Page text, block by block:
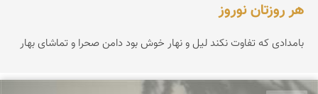
هر روزتان نوروز
بامدادی که تفاوت نکند لیل و نهار خوش بود دامن صحرا و تماشای بهار